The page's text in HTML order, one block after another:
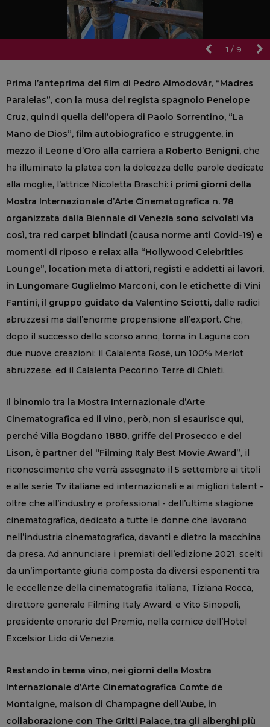
1 / 9
Prima l’anteprima del film di Pedro Almodovàr, “Madres
Paralelas”, con la musa del regista spagnolo Penelope
Cruz, quindi quella dell’opera di Paolo Sorrentino, “La
Mano de Dios”, film autobiografico e struggente, in
mezzo il Leone d’Oro alla carriera a Roberto Benigni, che
ha illuminato la platea con la dolcezza delle parole dedicate
alla moglie, l’attrice Nicoletta Braschi: i primi giorni della
Mostra Internazionale d’Arte Cinematografica n. 78
organizzata dalla Biennale di Venezia sono scivolati via
così, tra red carpet blindati (causa norme anti Covid-19) e
momenti di riposo e relax alla “Hollywood Celebrities
Lounge”, location meta di attori, registi e addetti ai lavori,
in Lungomare Guglielmo Marconi, con le etichette di Vini
Fantini, il gruppo guidato da Valentino Sciotti, dalle radici
abruzzesi ma dall’enorme propensione all’export. Che,
dopo il successo dello scorso anno, torna in Laguna con
due nuove creazioni: il Calalenta Rosé, un 100% Merlot
abruzzese, ed il Calalenta Pecorino Terre di Chieti.
Il binomio tra la Mostra Internazionale d’Arte
Cinematografica ed il vino, però, non si esaurisce qui,
perché Villa Bogdano 1880, griffe del Prosecco e del
Lison, è partner del “Filming Italy Best Movie Award”, il
riconoscimento che verrà assegnato il 5 settembre ai titoli
e alle serie Tv italiane ed internazionali e ai migliori talent -
oltre che all’industry e professional - dell’ultima stagione
cinematografica, dedicato a tutte le donne che lavorano
nell’industria cinematografica, davanti e dietro la macchina
da presa. Ad annunciare i premiati dell’edizione 2021, scelti
da un’importante giuria composta da diversi esponenti tra
le eccellenze della cinematografia italiana, Tiziana Rocca,
direttore generale Filming Italy Award, e Vito Sinopoli,
presidente onorario del Premio, nella cornice dell’Hotel
Excelsior Lido di Venezia.
Restando in tema vino, nei giorni della Mostra
Internazionale d’Arte Cinematografica Comte de
Montaigne, maison di Champagne dell’Aube, in
collaborazione con The Gritti Palace, tra gli alberghi più